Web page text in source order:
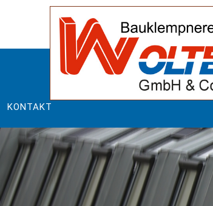
KONTAKT